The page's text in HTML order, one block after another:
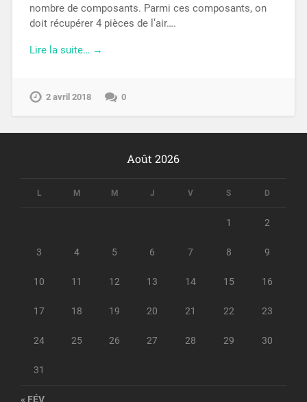
nombre de composants. Parmi ces composants, on
doit récupérer 4 pièces de l’air….
Lire la suite… →
2 avril 2018 0
Août 2026
L M M J V S D
1 2
3 4 5 6 7 8 9
10 11 12 13 14 15 16
17 18 19 20 21 22 23
24 25 26 27 28 29 30
31
« FÉV